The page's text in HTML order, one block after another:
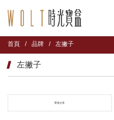
首頁 / 品牌 / 左撇子
左撇子
暫無文章